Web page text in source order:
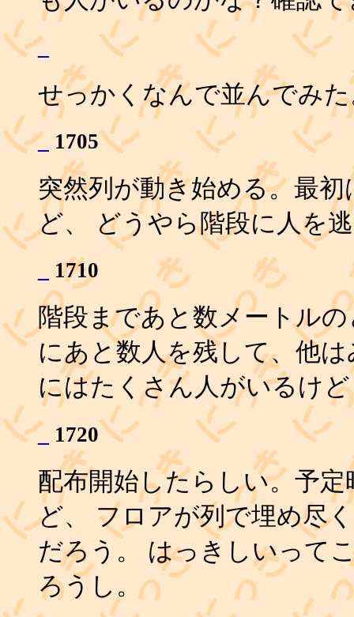
_
せっかくなんで並んでみ
_ 1705
突然列が動き始める。最
ど、 どうやら階段に人を
1710
階段まであと数メートル
にあと数人を残して、他
にはたくさん人がいるけど
_ 1720
配布開始したらしい。予
ど、 フロアが列で埋め尽
だろう。 はっきしいって
ろうし。